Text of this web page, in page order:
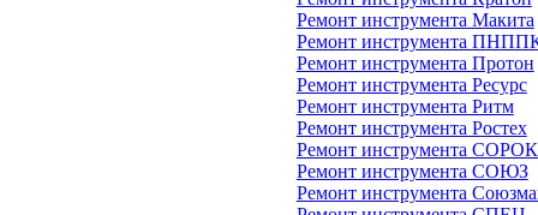
Ремонт инструмента Макита
Ремонт инструмента
Ремонт инструмента Протон
Ремонт инструмента Ресурс
Ремонт инструмента Ритм
Ремонт инструмента Ростех
Ремонт инструмента
Ремонт инструмента СОЮЗ
Ремонт инструмента